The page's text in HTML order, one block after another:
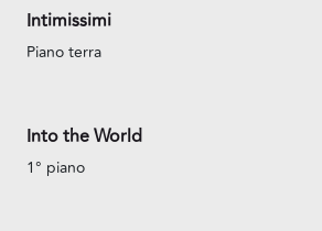
Intimissimi
Piano terra
Into the World
1° piano